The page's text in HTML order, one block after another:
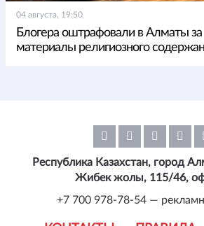
04 августа, 19:50
Блогера оштрафовали в Алматы за
материалы религиозного
Республика Казахстан, город
Жибек жолы, 115/46,
+7 700 978-78-54 —